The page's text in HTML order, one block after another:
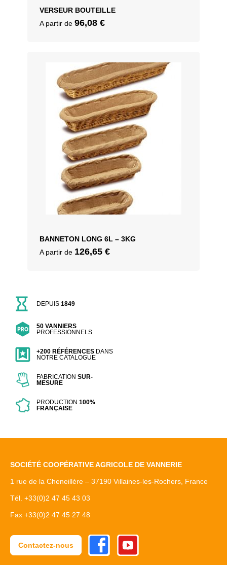
VERSEUR BOUTEILLE
A partir de 96,08 €
BANNETON LONG 6L – 3KG
A partir de 126,65 €
DEPUIS1849
50 VANNIERS
PROFESSIONNELS
+200 RÉFÉRENCES DANS
NOTRE CATALOGUE
FABRICATIONSUR-
MESURE
PRODUCTION100%
FRANÇAISE
SOCIÉTÉ COOPÉRATIVE AGRICOLE DE VANNERIE
1 rue de la Cheneillère – 37190 Villaines-les-Rochers, France
Tél. +33(0)2 47 45 43 03
Fax +33(0)2 47 45 27 48
Contactez-nous
FacebookYoutube